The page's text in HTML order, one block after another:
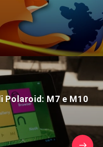
Polaroid: M7 e M10